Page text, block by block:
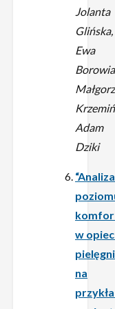
Jolanta
Glińska,
Ewa
Adam
Dziki
“Analiza
w
na